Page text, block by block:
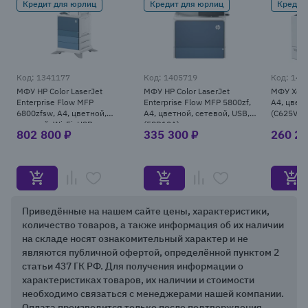
Кредит для юрлиц
Код: 1341177
МФУ HP Color LaserJet
Enterprise Flow MFP
6800zfsw, A4, цветной,
сетевой, Wi-Fi, USB,
(6QN37A)
802 800 ₽
Кредит для юрлиц
Код: 1405719
МФУ HP Color LaserJet
Enterprise Flow MFP 5800zf,
A4, цветной, сетевой, USB,
(58R10A)
335 300 ₽
Код:
МФУ
A4,
260
Приведённые на нашем сайте цены, характеристики,
количество товаров, а также информация об их наличии
на складе носят ознакомительный характер и не
являются публичной офертой, определённой пунктом 2
статьи 437 ГК РФ. Для получения информации о
характеристиках товаров, их наличии и стоимости
необходимо связаться с менеджерами нашей компании.